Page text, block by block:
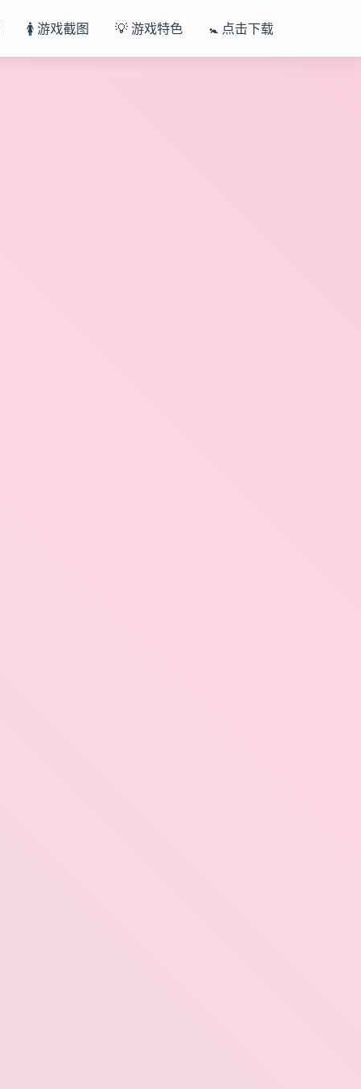
🚺 游戏截图 💡 游戏特色 🚼 点击下载